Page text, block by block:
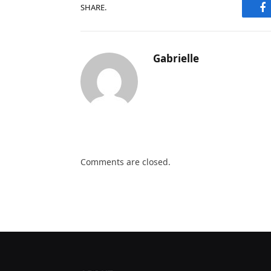
SHARE.
Gabrielle
Comments are closed.